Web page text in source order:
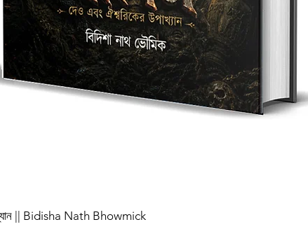
|| Bidisha Nath Bhowmick